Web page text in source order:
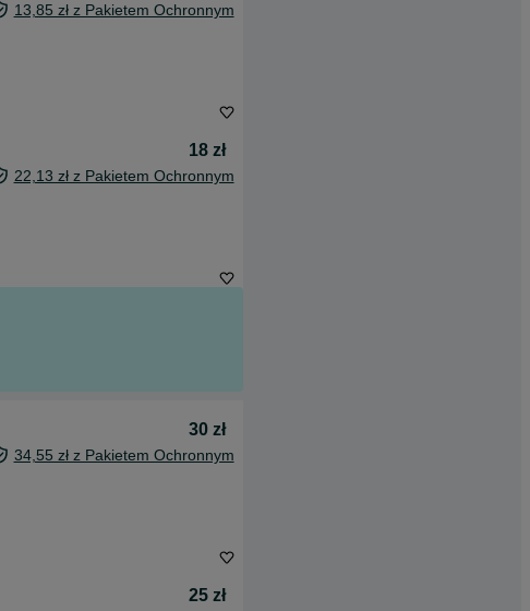
13,85 zł z Pakietem Ochronnym
18 zł
22,13 zł z Pakietem Ochronnym
30 zł
34,55 zł z Pakietem Ochronnym
25 zł